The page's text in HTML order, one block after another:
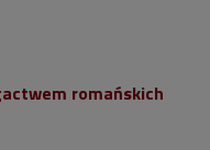
romańskich